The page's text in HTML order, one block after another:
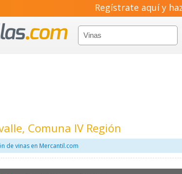
Regístrate aquí y
Comuna IV Región
de vinas en Mercantil.com